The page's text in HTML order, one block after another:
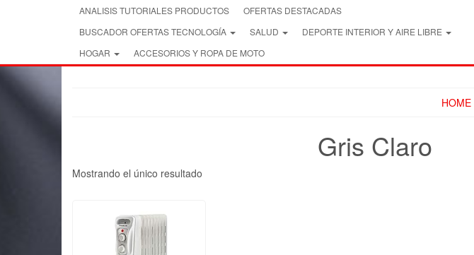
ANALISIS TUTORIALES PRODUCTOS
OFERTAS DESTACADAS
BUSCADOR OFERTAS TECNOLOGÍA
SALUD
DEPORTE INTERIOR Y AIRE LIBRE
HOGAR
ACCESORIOS Y ROPA DE MOTO
HOME
Gris Claro
Mostrando el único resultado